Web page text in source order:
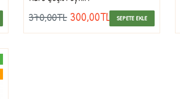
370,00TL 300,00TL SEPETE EKLE